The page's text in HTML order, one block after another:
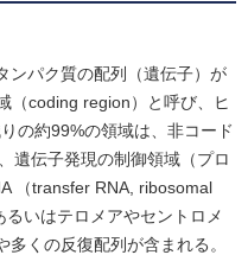
ンパク質の配列（遺伝子）が
（coding region）と呼び、ヒ
の約99%の領域は、非コード
遺伝子発現の制御領域（プロ
（transfer RNA, ribosomal
いはテロメアやセントロメ
くの反復配列が含まれる。